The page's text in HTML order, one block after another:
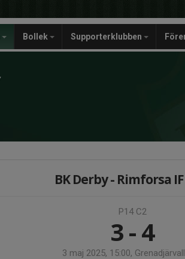
Bollek Supporterklubben
BK Derby - Rimforsa IF
P14 C2
3 - 4
3 maj 2025, 15:00,